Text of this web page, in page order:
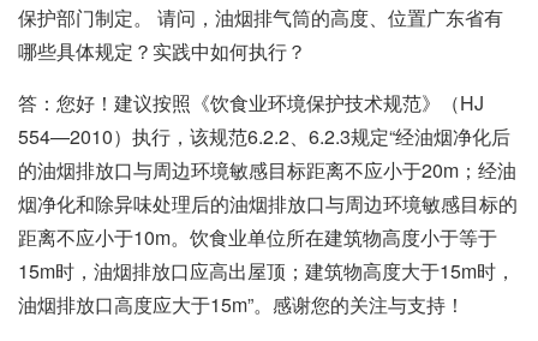
保护部门制定。 请问，油烟排气筒的高度、位置广东省有
哪些具体规定？实践中如何执行？
答：您好！建议按照《饮食业环境保护技术规范》（HJ
554—2010）执行，该规范6.2.2、6.2.3规定“经油烟净化后
的油烟排放口与周边环境敏感目标距离不应小于20m；经油
烟净化和除异味处理后的油烟排放口与周边环境敏感目标的
距离不应小于10m。饮食业单位所在建筑物高度小于等于
15m时，油烟排放口应高出屋顶；建筑物高度大于15m时，
油烟排放口高度应大于15m”。感谢您的关注与支持！